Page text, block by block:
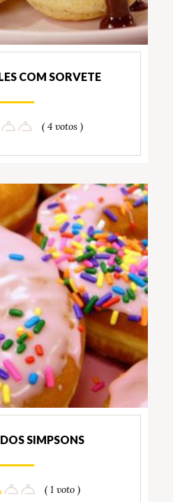
COM SORVETE
( 4 votos )
SIMPSONS
( 1 voto )